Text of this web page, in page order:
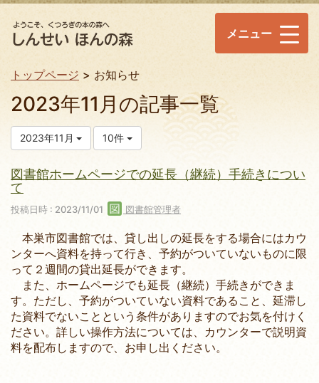
メニュー
トップページ お知らせ
2023年11月の記事一覧
2023年11月 10件
図書館ホームページでの延長（継続）手続きについ
て
投稿日時 : 2023/11/01 図書館管理者
本巣市図書館では、貸し出しの延長をする場合にはカウ
ンターへ資料を持って行き、予約がついていないものに限
って２週間の貸出延長ができます。
また、ホームページでも延長（継続）手続きができま
す。ただし、予約がついていない資料であること、延滞し
た資料でないことという条件がありますのでお気を付けく
ださい。詳しい操作方法については、カウンターで説明資
料を配布しますので、お申し出ください。